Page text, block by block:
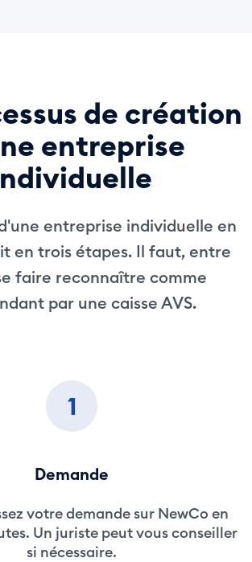
de création
entreprise
entreprise individuelle en
en trois étapes. Il faut, entre
faire reconnaître comme
par une caisse AVS.
1
Demande
votre demande sur NewCo en
Un juriste peut vous conseiller
si nécessaire.